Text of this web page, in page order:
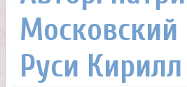
р
о
е
Московский
Руси Кирилл